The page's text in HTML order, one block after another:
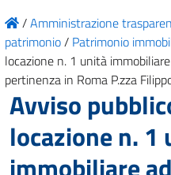
/Amministrazione
patrimonio/ Patrimonio
locazione n. 1 unità
pertinenza in Roma P.zza
Avviso
locazione n. 1